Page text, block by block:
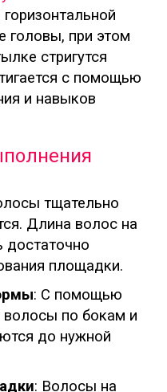
головы, при этом
стригутся
с помощью
и навыков
тщательно
Длина волос на
площадки.
: С помощью
по бокам и
до нужной
: Волосы на